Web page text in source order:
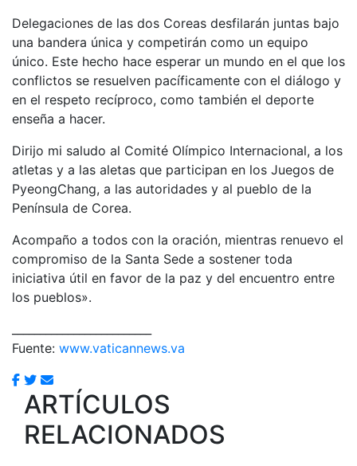
Delegaciones de las dos Coreas desfilarán juntas bajo
una bandera única y competirán como un equipo
único. Este hecho hace esperar un mundo en el que los
conflictos se resuelven pacíficamente con el diálogo y
en el respeto recíproco, como también el deporte
enseña a hacer.
Dirijo mi saludo al Comité Olímpico Internacional, a los
atletas y a las aletas que participan en los Juegos de
PyeongChang, a las autoridades y al pueblo de la
Península de Corea.
Acompaño a todos con la oración, mientras renuevo el
compromiso de la Santa Sede a sostener toda
iniciativa útil en favor de la paz y del encuentro entre
los pueblos».
Fuente: www.vaticannews.va
ARTÍCULOS
RELACIONADOS